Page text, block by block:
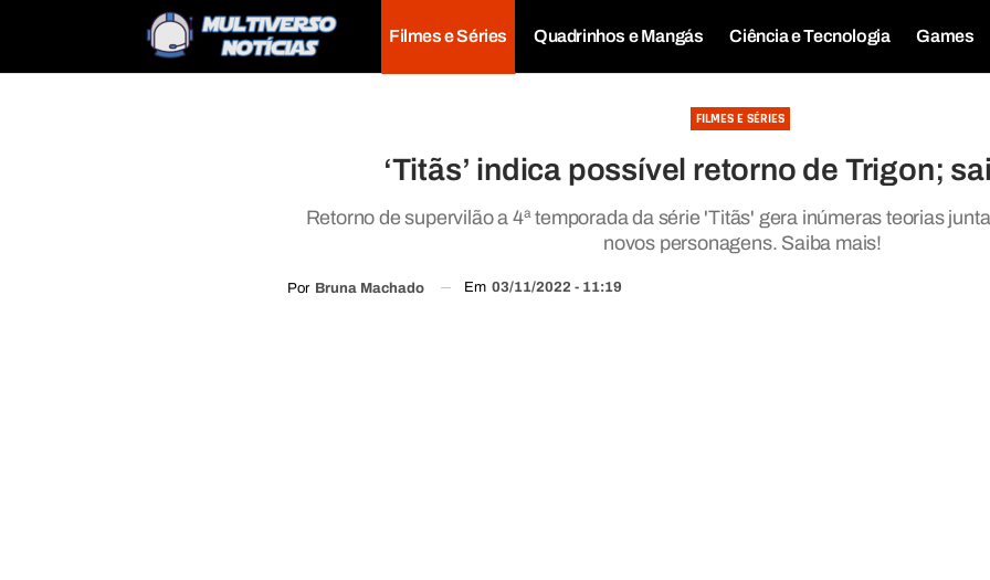
Filmes e Séries Quadrinhos e Mangás Ciência e Tecnologia Games
FILMES E SÉRIES
‘Titãs’ indica possível retorno de Trigon;
Retorno de supervilão a 4ª temporada da série 'Titãs' gera inúmeras teorias
novos personagens. Saiba mais!
Por Bruna Machado Em 03/11/2022 - 11:19